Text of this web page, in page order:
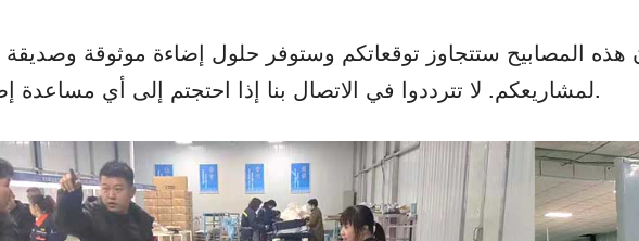
المصابيح ستتجاوز توقعاتكم وستوفر حلول إضاءة موثوقة وصديقة
لمشاريعكم. لا تترددوا في الاتصال بنا إذا احتجتم إلى أي مساعدة إضافية.